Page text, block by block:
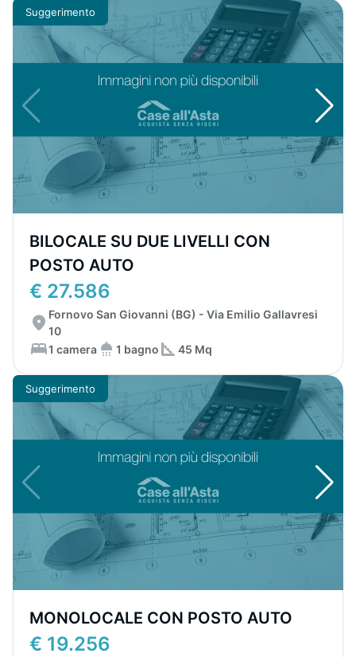
Suggerimento
BILOCALE SU DUE LIVELLI CON
POSTO AUTO
€ 27.586
Fornovo San Giovanni (BG) - Via Emilio Gallavresi
10
1 camera
1 bagno 45 Mq
Suggerimento
MONOLOCALE CON POSTO AUTO
€ 19.256